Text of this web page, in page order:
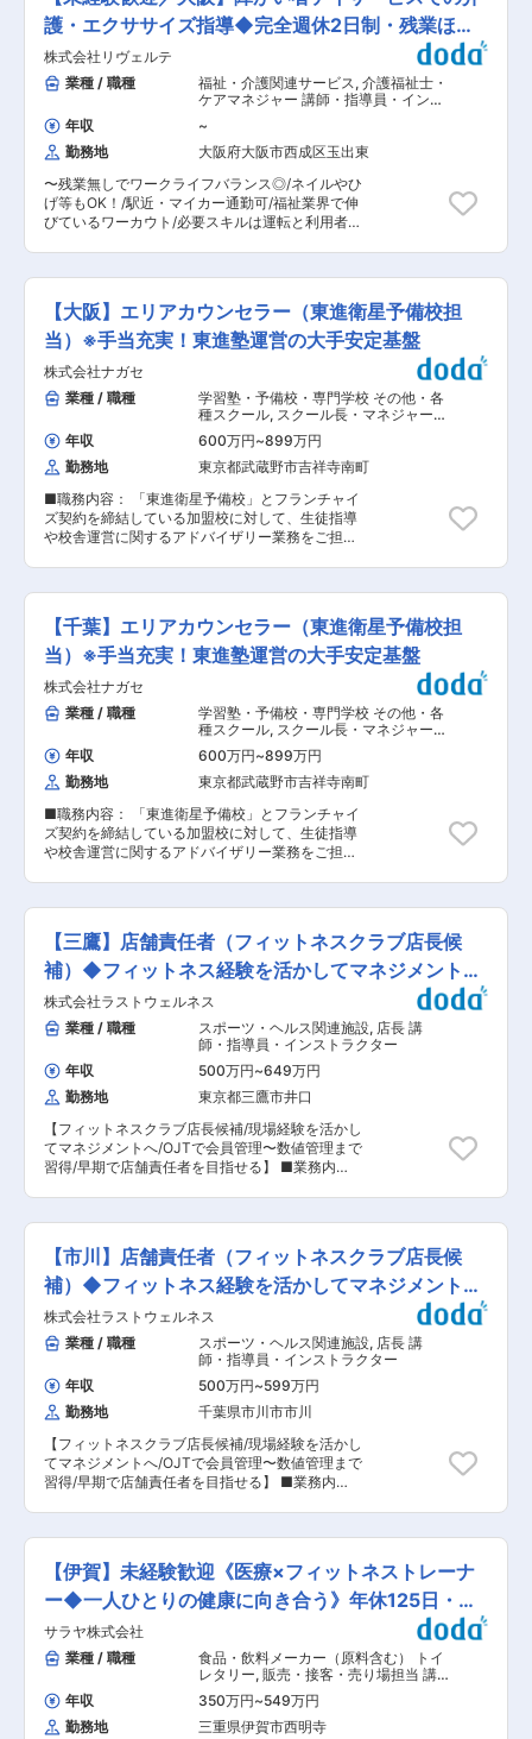
取得実績有 ■働きやすさを支える制度 （1）准社
員制度…勤務時間や勤務日数を正社員よりも短く
しながら働くことが出来ます （2）再雇用制度…
結婚、出産、配偶者の転勤等を理由に一度退職し
た社員を再雇用する制度 （3）有給休暇の時間単
位取得（正社員のみ） ※これらの制度は全社員
が利用出来る制度です ■キャリアについて スキ
ル・要望に応じてキャリアアップ（一般社員から
始まり、室長、そしてブロック長へとスキルアッ
プ）やキャリアチェンジ（希望があれば個別指導
校舎運営職から集団授業教師職へ挑戦）が可能で
す。 変更の範囲：会社の定める業務
る気を引き出すことを第一に考える指導方法が強
みです。 ■担当業務 聖陵学院の校舎の運営、講
師をお任せします。 国語・英語・数学・理科・社
会の中から得意な分野の2〜3科目の学習指導をお
任せします。 ■職務詳細 小中高学生の個別及び
集団授業をお任せします。授業はマニュアルに沿
って進めていきます。 ＜1日の流れ＞ 基本15時
30分に出社し、16時30分〜19時まで小学生の部
の授業 19時15分〜10時20分まで休憩を挟みなが
ら中学生の部の授業 23時30分までは次の日の準
備や事務作業を行い退社します。 ■成長できる環
境 教師力養成塾というe-ラーニングを使って研修
します。授業方法から保護者対応まで含んでいる
を目指し現場にて学んでいただきます。授業のポ
イントやテストを行うタイミングなど全てマニュ
アル化されています。 ゆくゆくは校舎長を目指し
て頂きます。早い方は１年程度、遅くとも3年程
度で校舎長になっている実績があります。 ■当社
の魅力 「できるかもしれない、やれるかもしれな
い」という気持ちを持ってもらって、全ての事に
前向きに取り組んでもらい明るい気持ちで毎日生
活ができるように教育やサポートをしておりま
す。周りの人にも優しく思いやりのある態度で接
することが出来るような人物になってもらいたい
との想いで【ほめて、のばす教育】を行っており
ます。 https://e-seiryo.com/usp/story/ ■本ポジ
師の採用を行っておりますので、仕事を通して
「教育に関わりたい」「人の人生に深く関わりた
学できた時の喜びは非常に大きくやりがいのある
仕事です。
護・エクササイズ指導◆完全週休2日制・残業ほぼ
無
株式会社リヴェルテ
業種 / 職種
福祉・介護関連サービス, 介護福祉士・
ケアマネジャー 講師・指導員・インス
年収
~
勤務地
大阪府大阪市西成区玉出東
〜残業無しでワークライフバランス◎/ネイルやひ
げ等もOK！/駅近・マイカー通勤可/福祉業界で伸
びているワーカウト/必要スキルは運転と利用者へ
をお任せします！ 利用者様の増加率と定着率共に
業界でも異例の伸び率を誇る『ワーカウト事業』
で利用者と楽しみながら働ける環境です。 ■職務
内容： ・送迎業務 ・利用者様とのレクリエーシ
ョン（ヨガ、エクササイズ、キックボクササイ
ズ、映画鑑賞、麻雀、会話など） ・入浴補助 ・
配膳 ・掃除 ・事務作業 など ※基本的には分担
作業なので1人に全部お任せすることはございま
せん。 ■常勤・1日のスケジュール例 8時半 出
勤、準備 9時 送迎 10時半 レクリエーション
（運動） 12時 昼食 13時〜15時 入浴と送迎
とレクリエーション（遊び、運動） 16時 片付
け、事務作業 17時半 退社 ■就業環境 ◇残業基
本なし ◇１から業務を学べます。※業種未経験歓
迎・職種未経験歓迎 ⇒風通しも非常に良く、いつ
か独立したい！という想いを持っている方は社長
◇駅近での勤務 ◇スタッフの平均年齢33歳（男
女比5：5） ◇完全週休2日制・土日休みも可 ■配
属先情報： ・20〜30代中心に活躍中です。（1
名、サービス管理責任者／62歳） ・やや女性が
多めですが、男性もおります。 ・ヨガやキックボ
クシングなどのエクササイズを一緒にするので、
運動が好きな方にぴったりです。 ※参照）ワーカ
ウトは、株式会社アニスピホールディングス（リ
ネットジャパングループ）のFC加盟店です。
https://anispi.co.jp/business/workout/ ■施設に
ついて： 利用者様の増加率と定着率共に、業界で
異例の伸び率です。スタッフの離職率も低いです
が、利用者様の増加にともないスタッフを募集い
国TOP級のの実績の事業所です。（施設利用者定
員数：定員20人、平均介護度：区分3〜4程度）
【大阪】エリアカウンセラー（東進衛星予備校担
当）※手当充実！東進塾運営の大手安定基盤
株式会社ナガセ
業種 / 職種
学習塾・予備校・専門学校 その他・各
種スクール, スクール長・マネジャー
講師・指導員・インストラクター
年収 600万円~899万円
勤務地
東京都武蔵野市吉祥寺南町
■職務内容： 「東進衛星予備校」とフランチャイ
ズ契約を締結している加盟校に対して、生徒指導
や校舎運営に関するアドバイザリー業務をご担当
舎を定期訪問し、加盟校の先生方と協力して教育
の機会均等を目指していくことがエリアカウンセ
ラーのミッションです。地域の教育を向上させ、
教育を通じた社会貢献・人財育成を行いたい方を
募集しております。 ■職務内容詳細： ・担当地
域（大阪エリア）別に30〜50程度の予備校(FC)
の指導管理・研修実施 ・高等学校教員向けセミナ
ー(年1回)と加盟校向け研修会の運営サポート ・
加盟校オーナーとの信頼関係構築、会社経営上の
アドバイザリー提案 ・月1~2回、東京オフィスで
の集合研修や部内会議等、東京への出張が発生し
ます（出張手当有） ■やりがい： 日本最大の教
育ネットワークであり、全国に約1,000校ある東
進衛星予備校で「教育の機会均等」を推進し、日
本全国の「人」を活性化させる重要な業務です。
多くの加盟校のオーナーとともに汗をかき、校舎
研修、現場OJT研修を経て本配属となります。配
属部署により、研修の期間や内容は異なります。
■東進衛生予備校とは： 日本全国の塾・予備校と
連携し（フランチャイズ展開）、1,000校を超え
るネットワークを構築。映像を活用したIT授業
や、個別最適化学習を実現させるAIを活用した演
習講座等、最高の学習環境を提供しています。東
進が誇る日本最高レベルの教育手法と、全国の加
盟校の先生方の熱誠指導を通じて、確かな学力を
育み、未来を逞しく生き抜く人間力の高い人財へ
と育成しています。 ■東進ハイスクール： 東京
大学の3人に1人は東進出身者という圧倒的な合格
実績と知名度を誇る「東進ハイスクール・東進衛
て、毎年着実に徒数を伸ばしています。現在で
は、日本最大の教育ネットワークを構築し、全国
全国トップレベルの教育機関となっています。 変
更の範囲：会社の定める業務
【千葉】エリアカウンセラー（東進衛星予備校担
当）※手当充実！東進塾運営の大手安定基盤
株式会社ナガセ
業種 / 職種
学習塾・予備校・専門学校 その他・各
種スクール, スクール長・マネジャー
講師・指導員・インストラクター
年収 600万円~899万円
勤務地
東京都武蔵野市吉祥寺南町
■職務内容： 「東進衛星予備校」とフランチャイ
ズ契約を締結している加盟校に対して、生徒指導
や校舎運営に関するアドバイザリー業務をご担当
舎を定期訪問し、加盟校の先生方と協力して教育
の機会均等を目指していくことがエリアカウンセ
ラーのミッションです。地域の教育を向上させ、
教育を通じた社会貢献・人財育成を行いたい方を
募集しております。 ■職務内容詳細： ・担当地
域（千葉エリア）別に30〜50程度の予備校(FC)
の指導管理・研修実施 ・高等学校教員向けセミナ
ー(年1回)と加盟校向け研修会の運営サポート ・
加盟校オーナーとの信頼関係構築、会社経営上の
アドバイザリー提案 ・月1~2回、東京オフィスで
の集合研修や部内会議等、東京への出張が発生し
ます（出張手当有） ■やりがい： 日本最大の教
育ネットワークであり、全国に約1,000校ある東
進衛星予備校で「教育の機会均等」を推進し、日
本全国の「人」を活性化させる重要な業務です。
多くの加盟校のオーナーとともに汗をかき、校舎
研修、現場OJT研修を経て本配属となります。配
属部署により、研修の期間や内容は異なります。
■東進衛生予備校とは： 日本全国の塾・予備校と
連携し（フランチャイズ展開）、1,000校を超え
るネットワークを構築。映像を活用したIT授業
や、個別最適化学習を実現させるAIを活用した演
習講座等、最高の学習環境を提供しています。東
進が誇る日本最高レベルの教育手法と、全国の加
盟校の先生方の熱誠指導を通じて、確かな学力を
育み、未来を逞しく生き抜く人間力の高い人財へ
と育成しています。 ■東進ハイスクール： 東京
大学の3人に1人は東進出身者という圧倒的な合格
実績と知名度を誇る「東進ハイスクール・東進衛
て、毎年着実に徒数を伸ばしています。現在で
は、日本最大の教育ネットワークを構築し、全国
全国トップレベルの教育機関となっています。 変
更の範囲：会社の定める業務
【三鷹】店舗責任者（フィットネスクラブ店長候
補）◆フィットネス経験を活かしてマネジメント
へ/
株式会社ラストウェルネス
業種 / 職種
スポーツ・ヘルス関連施設, 店長 講
師・指導員・インストラクター
年収
500万円~649万円
勤務地
東京都三鷹市井口
【フィットネスクラブ店長候補/現場経験を活かし
てマネジメントへ/OJTで会員管理〜数値管理まで
習得/早期で店舗責任者を目指せる】 ■業務内
には＞ まずは現場スタッフとして、会員管理（入
会・退会手続き、問い合わせ対応）、売上・各種
数値の管理や目標の設定・振り返り、施設・設備
の点検や環境整備・安全管理を担当。加えて、ア
ルバイト・社員スタッフのシフト管理、育成・評
価などのマネジメント、トレーニング指導やフロ
ント対応など、お客様と直接関わるフィットネス
現場業務も幅広く担っていただきます。 ■組織構
成： 当社はフィットネスを中心に複数ブランド・
業態を展開しており、従業員は312名規模です。
各店舗には店舗責任者と、その下で運営を支える
正社員・アルバイトスタッフが在籍しています。
今回のポジションは、まず1店舗に配属され、現
店舗責任者の右腕として運営業務を担う立ち位置
です。中途入社から責任者へステップアップした
メンバーも多く、頑張り次第で早期のキャリアア
タートし、OJTを通じて業務を一つひとつ習得し
ます。まずはフロント対応や簡単なトレーニング
指導、会員対応など現場でお客様と接する業務か
らスタート。 その後、会員管理システムの操作、
売上管理、シフト作成など、店舗運営の中核業務
へ段階的に範囲を広げます。現場責任者やエリア
担当者が身近な相談相手となり、マネジメント未
経験の方でも安心してキャッチアップできる体制
です。 ■当社・当求人の魅力： 当社はフィット
【市川】店舗責任者（フィットネスクラブ店長候
補）◆フィットネス経験を活かしてマネジメント
へ/
株式会社ラストウェルネス
業種 / 職種
スポーツ・ヘルス関連施設, 店長 講
師・指導員・インストラクター
年収
500万円~599万円
勤務地
千葉県市川市市川
【フィットネスクラブ店長候補/現場経験を活かし
てマネジメントへ/OJTで会員管理〜数値管理まで
習得/早期で店舗責任者を目指せる】 ■業務内
には＞ まずは現場スタッフとして、会員管理（入
会・退会手続き、問い合わせ対応）、売上・各種
数値の管理や目標の設定・振り返り、施設・設備
の点検や環境整備・安全管理を担当。加えて、ア
ルバイト・社員スタッフのシフト管理、育成・評
価などのマネジメント、トレーニング指導やフロ
ント対応など、お客様と直接関わるフィットネス
現場業務も幅広く担っていただきます。 ■組織構
成： 当社はフィットネスを中心に複数ブランド・
業態を展開しており、従業員は312名規模です。
各店舗には店舗責任者と、その下で運営を支える
【伊賀】未経験歓迎《医療×フィットネストレーナ
ー◆一人ひとりの健康に向き合う》年休125日・正
社員
サラヤ株式会社
業種 / 職種
食品・飲料メーカー（原料含む） トイ
レタリー, 販売・接客・売り場担当 講
師・指導員・インストラクター
年収 350万円~549万円
勤務地
三重県伊賀市西明寺